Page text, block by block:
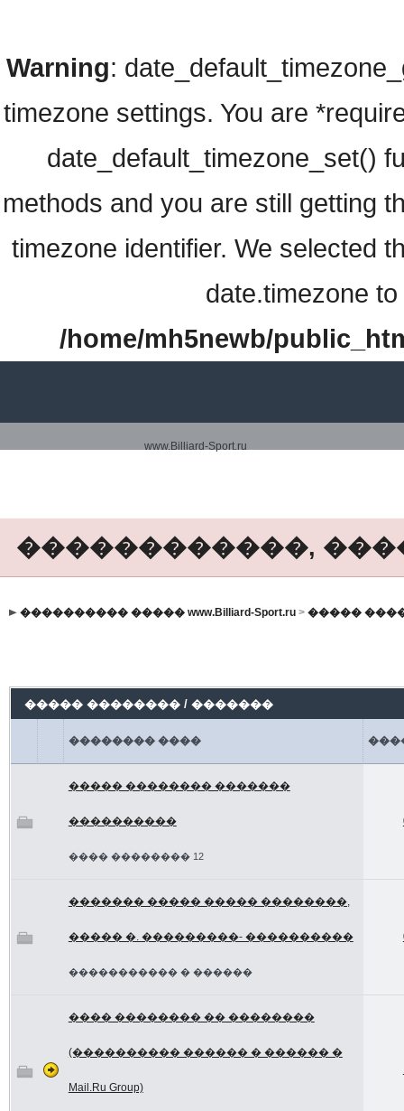
Warning:
timezone settings. You are
date_default_timezone_set()
methods and you are still getting
timezone identifier. We selected
date.timezone
/home/mh5newb/
www.Billiard-Sport.ru
������������,
���������� ����� www.Billiard-Sport.ru> �����
����� �������� / �������
�������� ����
����� �������� �������
����������
���� �������� 12
������� ����� ����� ��������,
����� �. ���������- ����������
����������� � ������
���� �������� �� ��������
(���������� ������ � ������ �
Mail.Ru Group)